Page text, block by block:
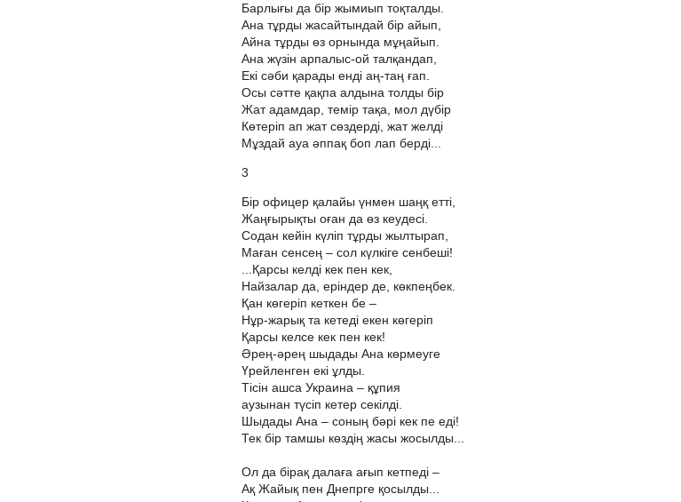
Барлығы да бір жымиып тоқталды.
Ана тұрды жасайтындай бір айып,
Айна тұрды өз орнында мұңайып.
Ана жүзін арпалыс-ой талқандап,
Екі сәби қарады енді аң-таң ғап.
Осы сәтте қақпа алдына толды бір
Жат адамдар, темір тақа, мол дүбір
Көтеріп ап жат сөздерді, жат желді
Мұздай ауа әппақ боп лап берді...
3
Бір офицер қалайы үнмен шаңқ етті,
Жаңғырықты оған да өз кеудесі.
Содан кейін күліп тұрды жылтырап,
Маған сенсең – сол күлкіге сенбеші!
...Қарсы келді кек пен кек,
Найзалар да, еріндер де, көкпеңбек.
Қан көгеріп кеткен бе –
Нұр-жарық та кетеді екен көгеріп
Қарсы келсе кек пен кек!
Әрең-әрең шыдады Ана көрмеуге
Үрейленген екі ұлды.
Тісін ашса Украина – құпия
аузынан түсіп кетер секілді.
Шыдады Ана – соның бәрі кек пе еді!
Тек бір тамшы көздің жасы жосылды...
Ол да бірақ далаға ағып кетпеді –
Ақ Жайық пен Днепрге қосылды...